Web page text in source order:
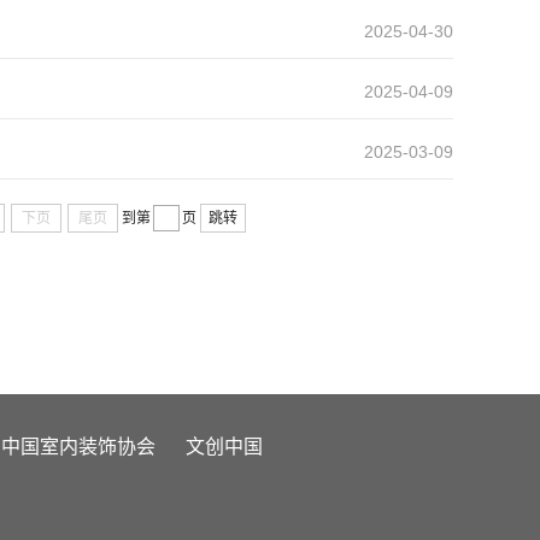
2025-04-30
2025-04-09
2025-03-09
下页 尾页 到第 页 跳转
中国室内装饰协会 文创中国